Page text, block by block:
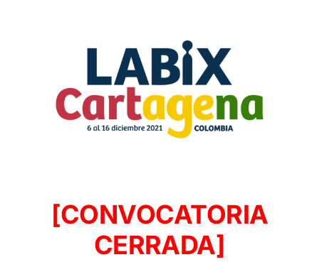
+ Info
Buscar:
[CONVOCATORIA
CERRADA]